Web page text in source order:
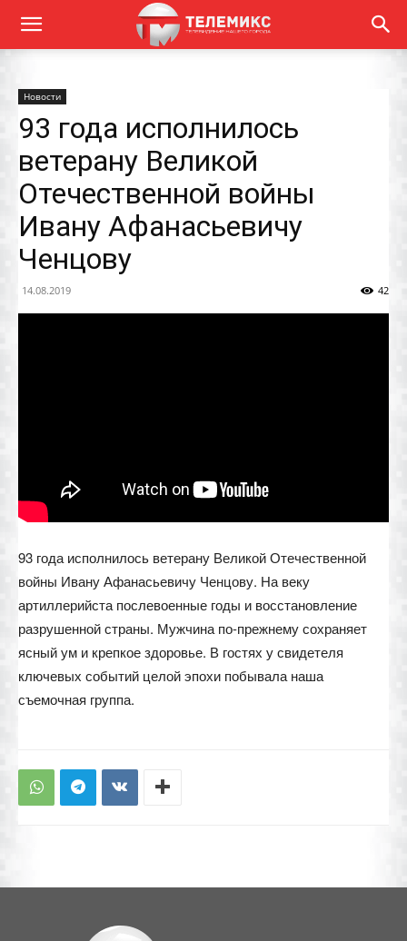
Новости
93 года исполнилось
ветерану Великой
Отечественной войны
Ивану Афанасьевичу
Ченцову
14.08.2019 42
93 года исполнилось ветерану Великой Отечественной
войны Ивану Афанасьевичу Ченцову. На веку
артиллерийста послевоенные годы и восстановление
разрушенной страны. Мужчина по-прежнему сохраняет
ясный ум и крепкое здоровье. В гостях у свидетеля
ключевых событий целой эпохи побывала наша
съемочная группа.